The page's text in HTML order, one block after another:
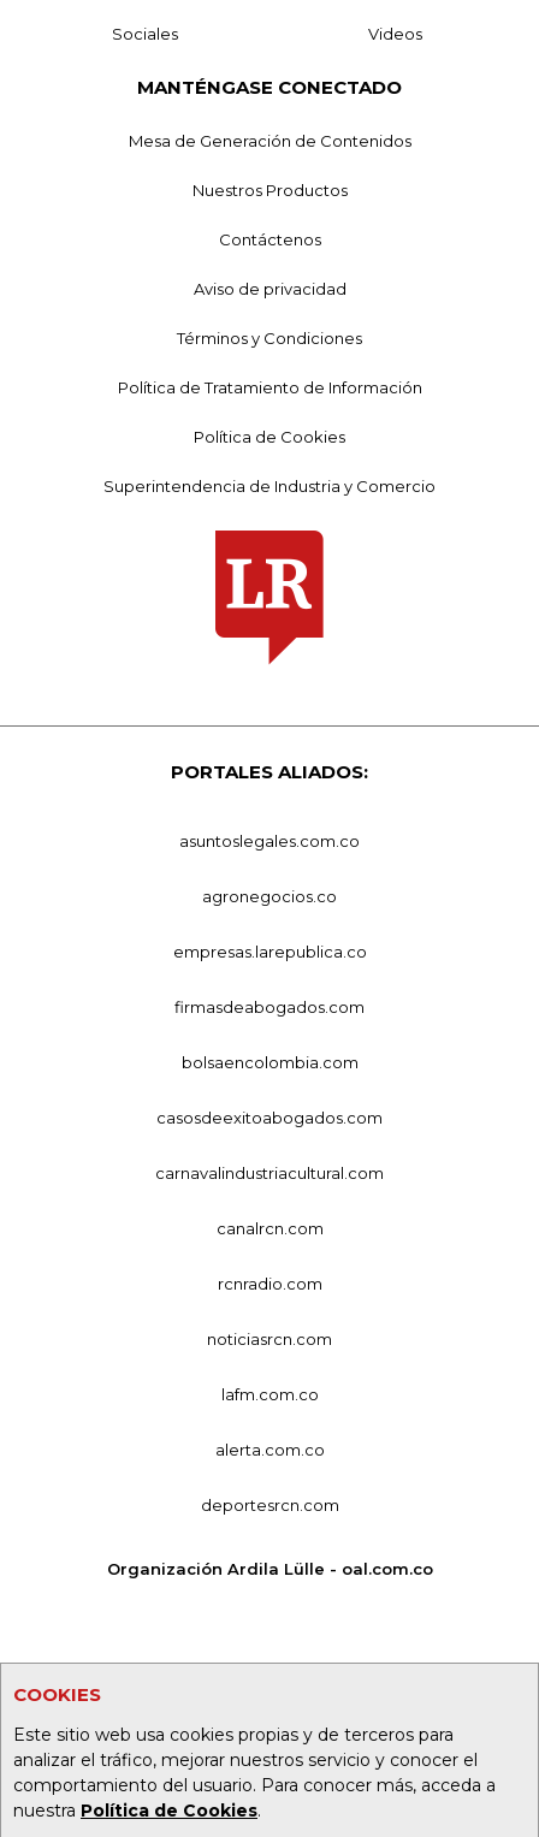
COOKIES
Este sitio web usa cookies propias y de terceros para
analizar el tráfico, mejorar nuestros servicio y conocer el
comportamiento del usuario. Para conocer más, acceda a
nuestra Política de Cookies.
Sociales Videos
MANTÉNGASE CONECTADO
Mesa de Generación de Contenidos
Nuestros Productos
Contáctenos
Aviso de privacidad
Términos y Condiciones
Política de Tratamiento de Información
Política de Cookies
Superintendencia de Industria y Comercio
PORTALES ALIADOS:
asuntoslegales.com.co
agronegocios.co
empresas.larepublica.co
firmasdeabogados.com
bolsaencolombia.com
casosdeexitoabogados.com
carnavalindustriacultural.com
canalrcn.com
rcnradio.com
noticiasrcn.com
lafm.com.co
alerta.com.co
deportesrcn.com
Organización Ardila Lülle - oal.com.co